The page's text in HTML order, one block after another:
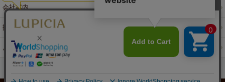
会社案内
採用情報 ルピシアブランド
よくある質問